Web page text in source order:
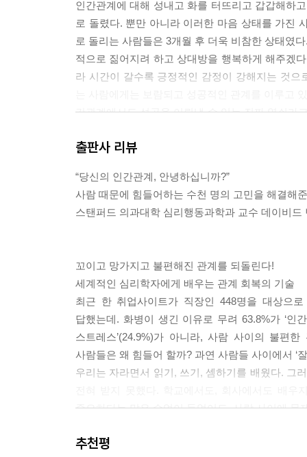
인간관계에 대해 성내고 화를 터뜨리고 갑갑해하
로 돌렸다. 뿐만 아니라 이러한 마음 상태를 가진
로 돌리는 사람들은 3개월 후 더욱 비참한 상태였
적으로 짊어지려 하고 상대방을 행복하게 해주겠
라 시간이 갈수록 긍정적인 감정이 강해지는 것
간관계에서도 성공을 이뤄낼 수 있는 진짜 열쇠라
다. “미치겠어. 당신, 퇴근길에 또 술마셨죠. 나
정말 질렸어!” 제드는 욱하고 화가 치밀어 쏘아붙
어. 꼭 얼음덩이처럼 따사롭고 귀여우셔서 말야. 돌
방에게 자신이 뱉은 말과 행동이 어떤 충격을 주
신이 변화하는 순간, 상대방도 변하게 마련이다.
달래기 기법을 이야기해주면 나는 종종 이런 식
애가 나를 존중해주면 어디 덧나나요?”
이런 감정은 나도 잘 안다. 화가 났을 때 우리는 상
하다고 여겨진다. 달래기란 쩨쩨한 기술이 아니
친밀함 훈련 프로그램에서 내가 가장 흔하게 듣는
출판사 리뷰
“당신의 인간관계, 안녕하십니까?”
사람 때문에 힘들어하는 수천 명의 고민을 해결해준
스탠퍼드 의과대학 심리행동과학과 교수 데이비
꼬이고 망가지고 불편해진 관계를 되돌린다!
세계적인 심리학자에게 배우는 관계 회복의 기술
최근 한 취업사이트가 직장인 448명을 대상으로
답했는데. 화병이 생긴 이유로 무려 63.8%가 ‘인
스트레스’(24.9%)가 아니라, 사람 사이의 불편
사람들은 왜 힘들어 할까? 과연 사람들 사이에서 ‘
우리는 자라면서 읽기, 쓰기, 셈하기를 배웠다. 그
중요하다는 말은 수없이 들었어도, 사람 사이에
우리를 이끌어줄 멘토는 스탠퍼드대학교 의과
추천평